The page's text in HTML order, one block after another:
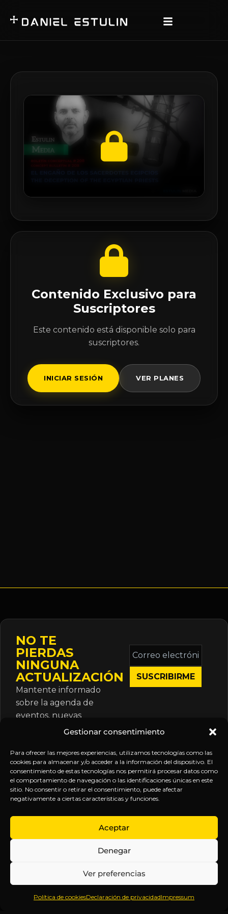
Gestionar consentimiento
Para ofrecer las mejores experiencias, utilizamos tecnologías como las
cookies para almacenar y/o acceder a la información del dispositivo. El
consentimiento de estas tecnologías nos permitirá procesar datos como
el comportamiento de navegación o las identificaciones únicas en este
sitio. No consentir o retirar el consentimiento, puede afectar
negativamente a ciertas características y funciones.
Aceptar
Denegar
Ver preferencias
Política de cookiesDeclaración de privacidadImpressum
Contenido Exclusivo para
Suscriptores
Este contenido está disponible solo para
suscriptores.
INICIAR SESIÓN VER PLANES
NO TE
PIERDAS
NINGUNA
ACTUALIZACIÓN
Mantente informado
sobre la agenda de
eventos, nuevas
publicaciones y
suscripción.
Correo
electrónico
*
Inteligencia
Anticipándonos
EXPLORA
Inicio
Sobre
Contenido
Webinars
LEGAL
Política
de
Términos y
Aviso
SÍGUENOS